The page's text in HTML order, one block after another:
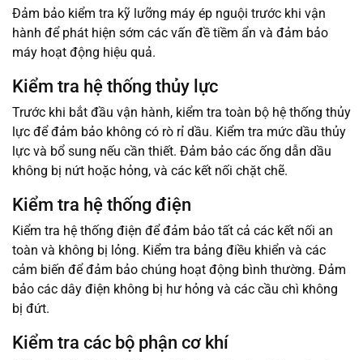
Đảm bảo kiểm tra kỹ lưỡng máy ép nguội trước khi vận
hành để phát hiện sớm các vấn đề tiềm ẩn và đảm bảo
máy hoạt động hiệu quả.
Kiểm tra hệ thống thủy lực
Trước khi bắt đầu vận hành, kiểm tra toàn bộ hệ thống thủy
lực để đảm bảo không có rò rỉ dầu. Kiểm tra mức dầu thủy
lực và bổ sung nếu cần thiết. Đảm bảo các ống dẫn dầu
không bị nứt hoặc hỏng, và các kết nối chặt chẽ.
Kiểm tra hệ thống điện
Kiểm tra hệ thống điện để đảm bảo tất cả các kết nối an
toàn và không bị lỏng. Kiểm tra bảng điều khiển và các
cảm biến để đảm bảo chúng hoạt động bình thường. Đảm
bảo các dây điện không bị hư hỏng và các cầu chì không
bị đứt.
Kiểm tra các bộ phận cơ khí